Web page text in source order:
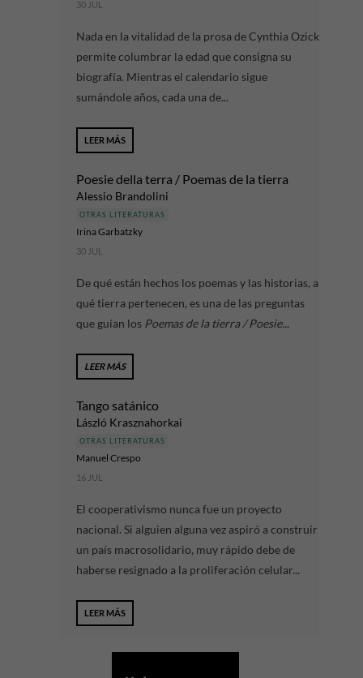
30 JUL
Nada en la vitalidad de la prosa de Cynthia Ozick
permite columbrar la edad que consigna su
biografía. Mientras el calendario sigue
sumándole años, cada una de...
LEER MÁS
Poesie della terra / Poemas de la tierra
Alessio Brandolini
OTRAS LITERATURAS
Irina Garbatzky
30 JUL
De qué están hechos los poemas y las historias, a
qué tierra pertenecen, es una de las preguntas
que guían los Poemas de la tierra / Poesie...
LEER MÁS
Tango satánico
László Krasznahorkai
OTRAS LITERATURAS
Manuel Crespo
16 JUL
El cooperativismo nunca fue un proyecto
nacional. Si alguien alguna vez aspiró a construir
un país macrosolidario, muy rápido debe de
haberse resignado a la proliferación celular...
LEER MÁS